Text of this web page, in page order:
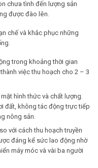
chưa tình đến lượng sản
được đào lên.
chế và khắc phục những
trong khoảng thời gian
việc thu hoạch cho 2 – 3
hình thức và chất lượng.
đất, không tác động trực tiếp
nông sản.
với cách thu hoạch truyền
đáng kể sức lao động nhờ
máy móc và vài ba người